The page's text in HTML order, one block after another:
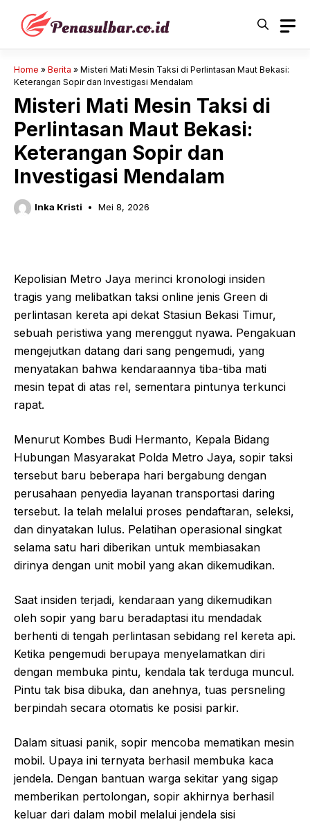
Langsung
Home » Berita » Misteri Mati Mesin Taksi di Perlintasan Maut Bekasi:
Keterangan Sopir dan Investigasi Mendalam
Misteri Mati Mesin Taksi di
Perlintasan Maut Bekasi:
Keterangan Sopir dan
Investigasi Mendalam
Inka Kristi Mei 8, 2026
Kepolisian Metro Jaya merinci kronologi insiden
tragis yang melibatkan taksi online jenis Green di
perlintasan kereta api dekat Stasiun Bekasi Timur,
sebuah peristiwa yang merenggut nyawa. Pengakuan
mengejutkan datang dari sang pengemudi, yang
menyatakan bahwa kendaraannya tiba-tiba mati
mesin tepat di atas rel, sementara pintunya terkunci
rapat.
Menurut Kombes Budi Hermanto, Kepala Bidang
Hubungan Masyarakat Polda Metro Jaya, sopir taksi
tersebut baru beberapa hari bergabung dengan
perusahaan penyedia layanan transportasi daring
tersebut. Ia telah melalui proses pendaftaran, seleksi,
dan dinyatakan lulus. Pelatihan operasional singkat
selama satu hari diberikan untuk membiasakan
dirinya dengan unit mobil yang akan dikemudikan.
Saat insiden terjadi, kendaraan yang dikemudikan
oleh sopir yang baru beradaptasi itu mendadak
berhenti di tengah perlintasan sebidang rel kereta api.
Ketika pengemudi berupaya menyelamatkan diri
dengan membuka pintu, kendala tak terduga muncul.
Pintu tak bisa dibuka, dan anehnya, tuas persneling
berpindah secara otomatis ke posisi parkir.
Dalam situasi panik, sopir mencoba mematikan mesin
mobil. Upaya ini ternyata berhasil membuka kaca
jendela. Dengan bantuan warga sekitar yang sigap
memberikan pertolongan, sopir akhirnya berhasil
keluar dari dalam mobil melalui jendela sisi